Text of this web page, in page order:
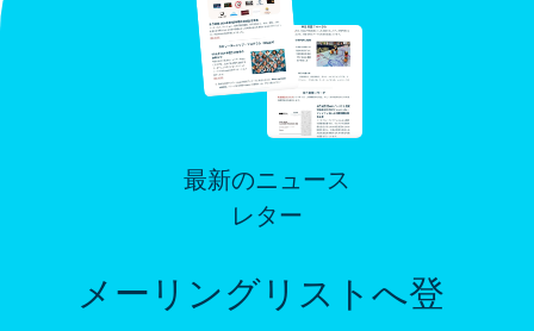
メーリングリストへ登
最新のニュース
レター